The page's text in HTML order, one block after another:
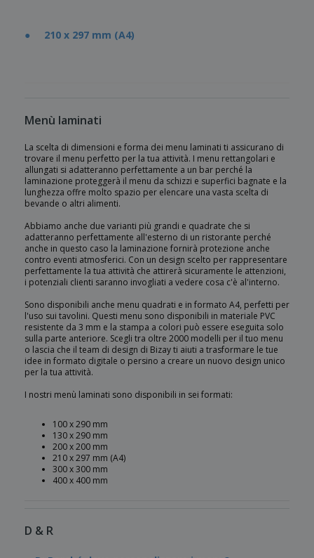
● 210 x 297 mm (A4)
Menù laminati
La scelta di dimensioni e forma dei menu laminati ti assicurano di
trovare il menu perfetto per la tua attività. I menu rettangolari e
allungati si adatteranno perfettamente a un bar perché la
laminazione proteggerà il menu da schizzi e superfici bagnate e la
lunghezza offre molto spazio per elencare una vasta scelta di
bevande o altri alimenti.
Abbiamo anche due varianti più grandi e quadrate che si
adatteranno perfettamente all'esterno di un ristorante perché
anche in questo caso la laminazione fornirà protezione anche
contro eventi atmosferici. Con un design scelto per rappresentare
perfettamente la tua attività che attirerà sicuramente le attenzioni,
i potenziali clienti saranno invogliati a vedere cosa c'è al'interno.
Sono disponibili anche menu quadrati e in formato A4, perfetti per
l'uso sui tavolini. Questi menu sono disponibili in materiale PVC
resistente da 3 mm e la stampa a colori può essere eseguita solo
sulla parte anteriore. Scegli tra oltre 2000 modelli per il tuo menu
o lascia che il team di design di Bizay ti aiuti a trasformare le tue
idee in formato digitale o persino a creare un nuovo design unico
per la tua attività.
I nostri menù laminati sono disponibili in sei formati:
100 x 290 mm
130 x 290 mm
200 x 200 mm
210 x 297 mm (A4)
300 x 300 mm
400 x 400 mm
D & R